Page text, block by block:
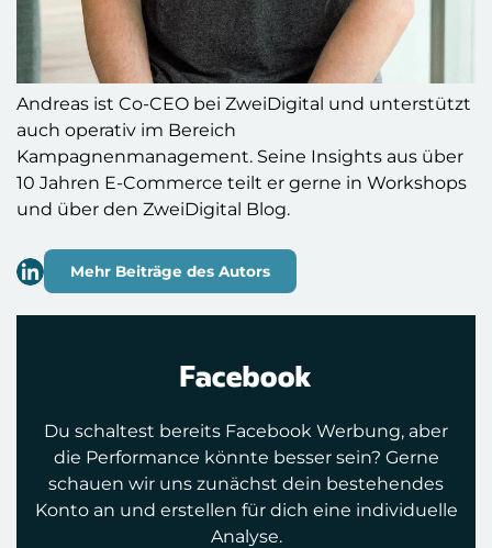
Andreas ist Co-CEO bei ZweiDigital und unterstützt
auch operativ im Bereich
Kampagnenmanagement. Seine Insights aus über
10 Jahren E-Commerce teilt er gerne in Workshops
und über den ZweiDigital Blog.
Mehr Beiträge des Autors
Facebook
Du schaltest bereits Facebook Werbung, aber
die Performance könnte besser sein? Gerne
schauen wir uns zunächst dein bestehendes
Konto an und erstellen für dich eine individuelle
Analyse.